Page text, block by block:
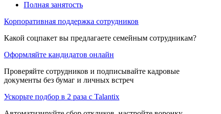
Полная занятость
Корпоративная поддержка сотрудников
Какой соцпакет вы предлагаете семейным сотрудникам?
Оформляйте кандидатов онлайн
Проверяйте сотрудников и подписывайте кадровые
документы без бумаг и личных встреч
Ускорьте подбор в 2 раза с Talantix